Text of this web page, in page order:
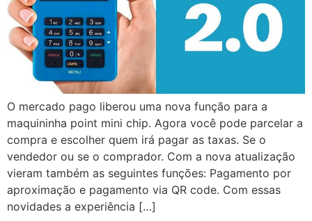
O mercado pago liberou uma nova função para a
maquininha point mini chip. Agora você pode parcelar a
compra e escolher quem irá pagar as taxas. Se o
vendedor ou se o comprador. Com a nova atualização
vieram também as seguintes funções: Pagamento por
aproximação e pagamento via QR code. Com essas
novidades a experiência […]